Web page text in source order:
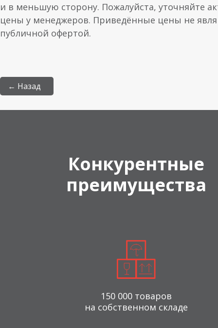
и в меньшую сторону. Пожалуйста, уточняйте
цены у менеджеров. Приведённые цены не
публичной офертой.
← Назад
Конкурентные
преимущества
150 000 товаров
на собственном складе